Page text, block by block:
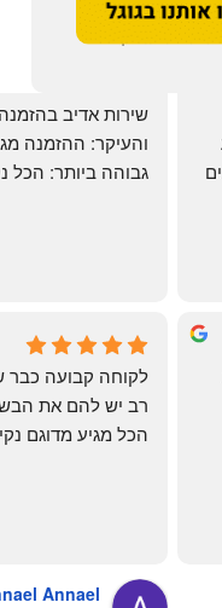
gottfried
4 months ago
Annael